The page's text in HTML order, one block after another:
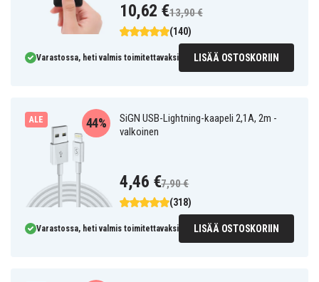
(140)
10,62 €13,90 €
Varastossa, heti valmis toimitettavaksi LISÄÄ OSTOSKORIIN
ALE
SiGN USB-Lightning-kaapeli 2,1A, 2m -
valkoinen
(318)
44%
4,46 €7,90 €
Varastossa, heti valmis toimitettavaksi LISÄÄ OSTOSKORIIN